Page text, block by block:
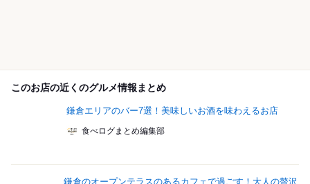
このお店の近くのグルメ情報まとめ
鎌倉エリアのバー7選！美味しいお酒を味わえるお店
食べログまとめ編集部
鎌倉のオープンテラスのあるカフェで過ごす！大人の贅沢